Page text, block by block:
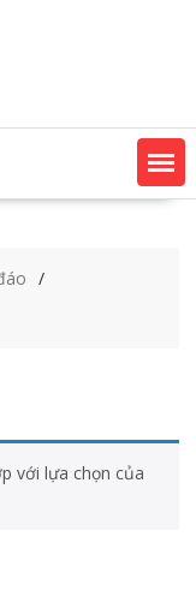
với lựa chọn của